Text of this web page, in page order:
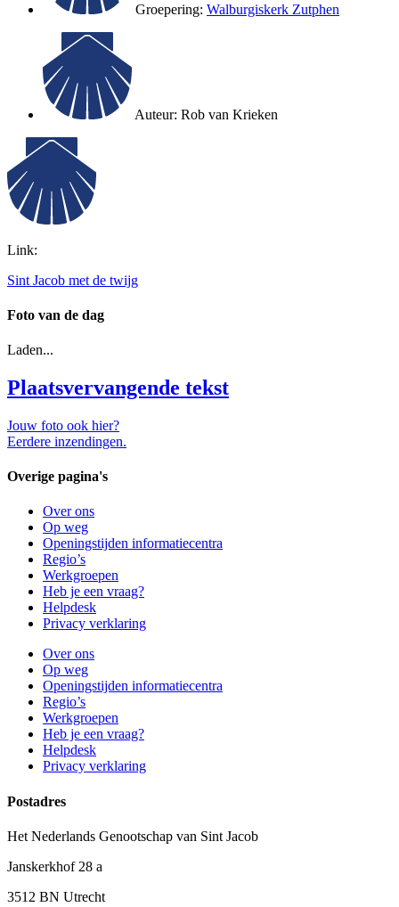
Groepering: Walburgiskerk Zutphen
Auteur: Rob van Krieken
Link:
Sint Jacob met de twijg
Foto van de dag
Laden...
Plaatsvervangende tekst
Jouw foto ook hier?
Eerdere inzendingen.
Overige pagina's
Over ons
Op weg
Openingstijden informatiecentra
Regio’s
Werkgroepen
Heb je een vraag?
Helpdesk
Privacy verklaring
Over ons
Op weg
Openingstijden informatiecentra
Regio’s
Werkgroepen
Heb je een vraag?
Helpdesk
Privacy verklaring
Postadres
Het Nederlands Genootschap van Sint Jacob
Janskerkhof 28 a
3512 BN Utrecht